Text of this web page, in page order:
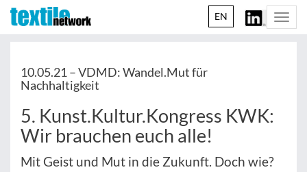
EN
10.05.21 –VDMD: Wandel.Mut für
Nachhaltigkeit
5. Kunst.Kultur.Kongress KWK:
Wir brauchen euch alle!
Mit Geist und Mut in die Zukunft. Doch wie?